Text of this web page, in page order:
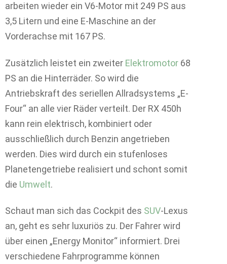
arbeiten wieder ein V6-Motor mit 249 PS aus
3,5 Litern und eine E-Maschine an der
Vorderachse mit 167 PS.
Zusätzlich leistet ein zweiter Elektromotor 68
PS an die Hinterräder. So wird die
Antriebskraft des seriellen Allradsystems „E-
Four“ an alle vier Räder verteilt. Der RX 450h
kann rein elektrisch, kombiniert oder
ausschließlich durch Benzin angetrieben
werden. Dies wird durch ein stufenloses
Planetengetriebe realisiert und schont somit
die Umwelt.
Schaut man sich das Cockpit des SUV-Lexus
an, geht es sehr luxuriös zu. Der Fahrer wird
über einen „Energy Monitor“ informiert. Drei
verschiedene Fahrprogramme können